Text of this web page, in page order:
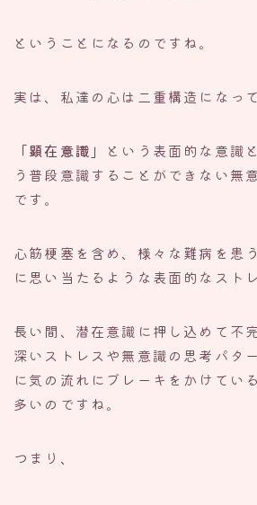
ということになるのですね。
実は、私達の心は二重構造になって
「顕在意識」 という表面的な意識と
う普段意識することができない無
です。
心筋梗塞を含め、様々な難病を患
に思い当たるような表面的なスト
長い間、潜在意識に押し込めて不
深いストレスや無意識の思考パタ
に気の流れにブレーキをかけてい
多いのですね。
つまり、